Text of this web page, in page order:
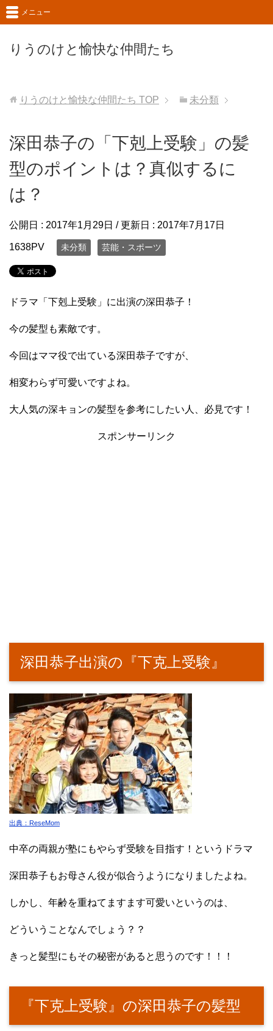
りうのけと愉快な仲間たち
メニュー
りうのけと愉快な仲間たち TOP 未分類
深田恭子の「下剋上受験」の髪
型のポイントは？真似するに
は？
公開日 : 2017年1月29日 / 更新日 : 2017年7月17日
1638PV 未分類 芸能・スポーツ
ドラマ「下剋上受験」に出演の深田恭子！
今の髪型も素敵です。
今回はママ役で出ている深田恭子ですが、
相変わらず可愛いですよね。
大人気の深キョンの髪型を参考にしたい人、必見です！
スポンサーリンク
深田恭子出演の『下克上受験』
出典：ReseMom
中卒の両親が塾にもやらず受験を目指す！というドラマ
深田恭子もお母さん役が似合うようになりましたよね。
しかし、年齢を重ねてますます可愛いというのは、
どういうことなんでしょう？？
きっと髪型にもその秘密があると思うのです！！！
『下克上受験』の深田恭子の髪型